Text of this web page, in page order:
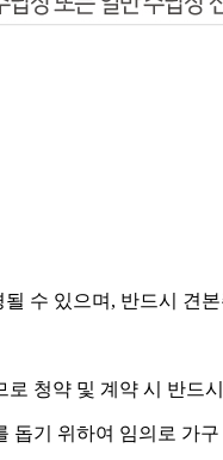
수 있으며, 반드시 견
청약 및 계약 시 반드
기 위하여 임의로 가